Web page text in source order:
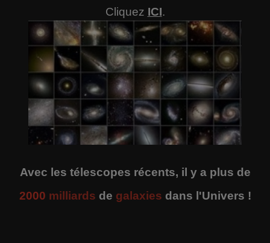
Cliquez ICI.
Avec les télescopes récents, il y a plus de
2000 milliards de galaxies dans l'Univers !